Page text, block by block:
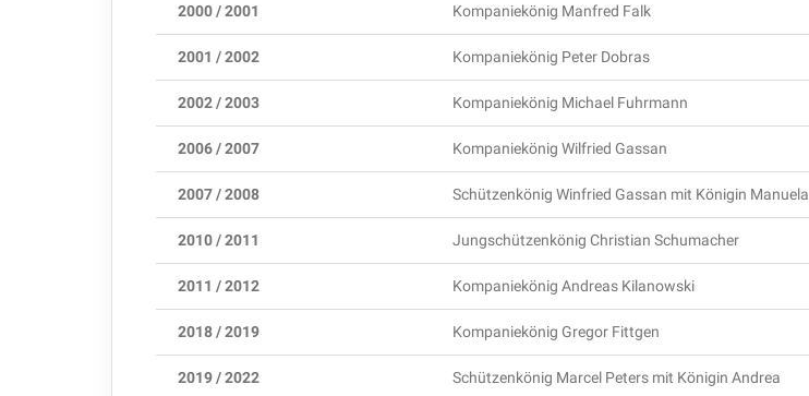
2000 / 2001 Kompaniekönig Manfred Falk
2001 / 2002 Kompaniekönig Peter Dobras
2002 / 2003 Kompaniekönig Michael Fuhrmann
2006 / 2007 Kompaniekönig Wilfried Gassan
2007 / 2008 Schützenkönig Winfried Gassan mit Königin Manuela
2010 / 2011 Jungschützenkönig Christian Schumacher
2011 / 2012 Kompaniekönig Andreas Kilanowski
2018 / 2019 Kompaniekönig Gregor Fittgen
2019 / 2022 Schützenkönig Marcel Peters mit Königin Andrea